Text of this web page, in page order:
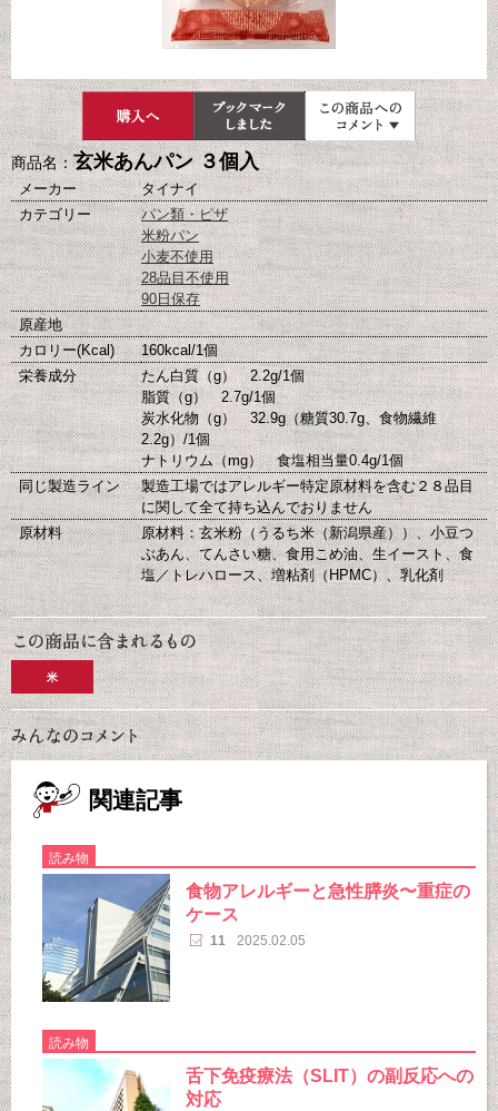
商品名：玄米あんパン ３個入
メーカー
タイナイ
カテゴリー
パン類・ピザ
米粉パン
小麦不使用
28品目不使用
90日保存
原産地
カロリー(Kcal)
160kcal/1個
栄養成分
たん白質（g） 2.2g/1個
脂質（g） 2.7g/1個
炭水化物（g） 32.9g（糖質30.7g、食物繊維
2.2g）/1個
ナトリウム（mg） 食塩相当量0.4g/1個
同じ製造ライン
製造工場ではアレルギー特定原材料を含む２８品目
に関して全て持ち込んでおりません
原材料
原材料：玄米粉（うるち米（新潟県産））、小豆つ
ぶあん、てんさい糖、食用こめ油、生イースト、食
塩／トレハロース、増粘剤（HPMC）、乳化剤
米
関連記事
読み物
食物アレルギーと急性膵炎〜重症の
ケース
11 2025.02.05
読み物
舌下免疫療法（SLIT）の副反応への
対応